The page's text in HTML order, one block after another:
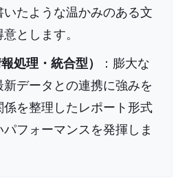
いたような温かみのある文
とします。
処理・統合型）
：膨大な
データとの連携に強みを
係を整理したレポート形式
フォーマンスを発揮しま